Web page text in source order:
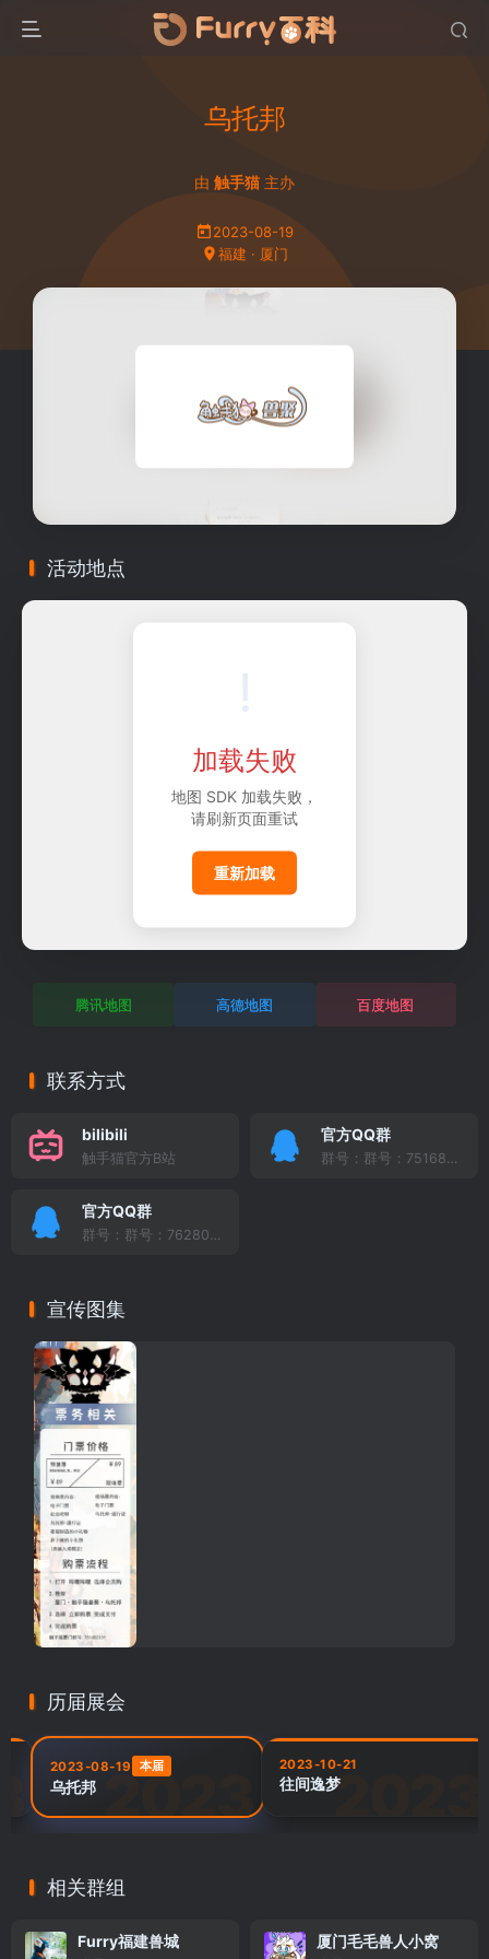
乌托邦
由 触手猫 主办
2023-08-19
福建 · 厦门
活动地点
!
加载失败
地图 SDK 加载失败，
请刷新页面重试
重新加载
腾讯地图 高德地图 百度地图
联系方式
bilibili
触手猫官方B站
官方QQ群
群号：群号：751682331
官方QQ群
群号：群号：762803296
宣传图集
历届展会
2023-08-19 本届
乌托邦
2023-10-21
往间逸梦
相关群组
Furry福建兽城 厦门毛毛兽人小窝